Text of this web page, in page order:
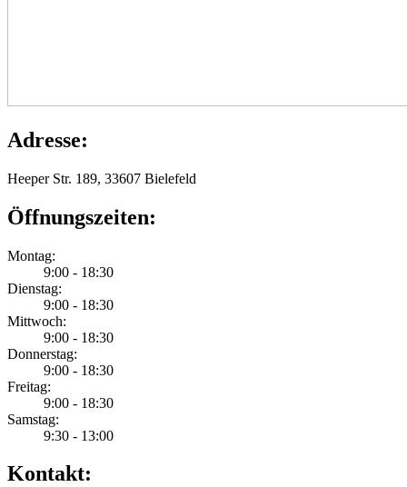
Adresse:
Heeper Str. 189, 33607 Bielefeld
Öffnungszeiten:
Montag:
9:00 - 18:30
Dienstag:
9:00 - 18:30
Mittwoch:
9:00 - 18:30
Donnerstag:
9:00 - 18:30
Freitag:
9:00 - 18:30
Samstag:
9:30 - 13:00
Kontakt: